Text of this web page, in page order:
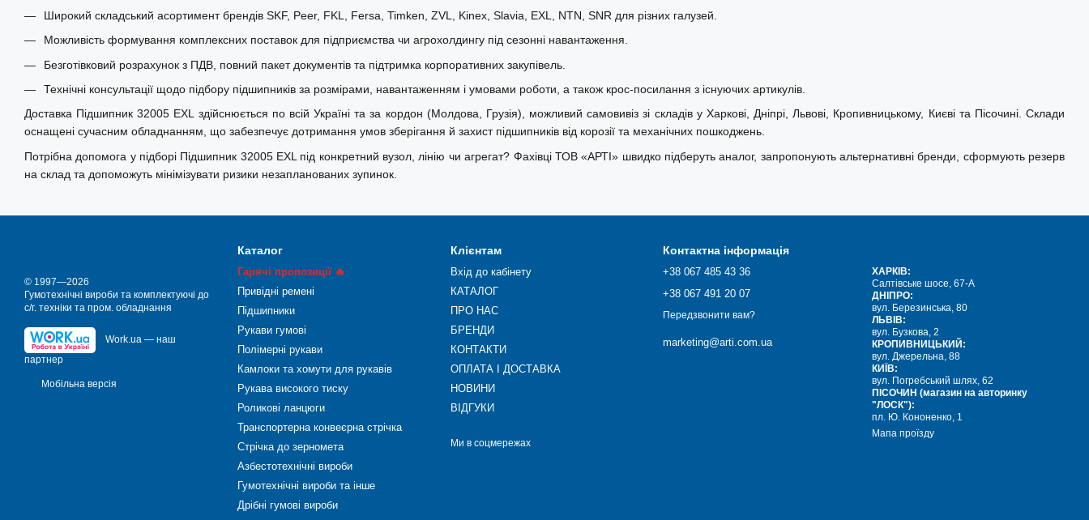
Широкий складський асортимент брендів SKF, Peer, FKL, Fersa, Timken, ZVL, Kinex, Slavia, EXL, NTN, SNR для різних галузей.
Можливість формування комплексних поставок для підприємства чи агрохолдингу під сезонні навантаження.
Безготівковий розрахунок з ПДВ, повний пакет документів та підтримка корпоративних закупівель.
Технічні консультації щодо підбору підшипників за розмірами, навантаженням і умовами роботи, а також крос-посилання з існуючих артикулів.
Доставка Підшипник 32005 EXL здійснюється по всій Україні та за кордон (Молдова, Грузія), можливий самовивіз зі складів у Харкові, Дніпрі, Львові, Кропивницькому, Києві та Пісочині. Склади
оснащені сучасним обладнанням, що забезпечує дотримання умов зберігання й захист підшипників від корозії та механічних пошкоджень.
Потрібна допомога у підборі Підшипник 32005 EXL під конкретний вузол, лінію чи агрегат? Фахівці ТОВ «АРТІ» швидко підберуть аналог, запропонують альтернативні бренди, сформують резерв
на склад та допоможуть мінімізувати ризики незапланованих зупинок.
© 1997—2026
Гумотехнічні вироби та комплектуючі до
с/г. техніки та пром. обладнання
Work.ua — наш
партнер
Мобільна версія
Каталог
Гарячі пропозиції 🔥
Привідні ремені
Підшипники
Рукави гумові
Полімерні рукави
Камлоки та хомути для рукавів
Рукава високого тиску
Роликові ланцюги
Транспортерна конвеєрна стрічка
Стрічка до зерномета
Азбестотехнічні вироби
Гумотехнічні вироби та інше
Дрібні гумові вироби
Клієнтам
Вхід до кабінету
КАТАЛОГ
ПРО НАС
БРЕНДИ
КОНТАКТИ
ОПЛАТА І ДОСТАВКА
НОВИНИ
ВІДГУКИ
Ми в соцмережах
Контактна інформація
+38 067 485 43 36
+38 067 491 20 07
Передзвонити вам?
marketing@arti.com.ua
ХАРКІВ:
Салтівське шосе, 67-А
ДНІПРО:
вул. Березинська, 80
ЛЬВІВ:
вул. Бузкова, 2
КРОПИВНИЦЬКИЙ:
вул. Джерельна, 88
КИЇВ:
вул. Погребський шлях, 62
ПІСОЧИН (магазин на авторинку
"ЛОСК"):
пл. Ю. Кононенко, 1
Мапа проїзду